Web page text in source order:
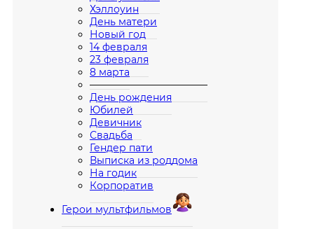
Хэллоуин
День матери
Новый год
14 февраля
23 февраля
8 марта
————————————
День рождения
Юбилей
Девичник
Свадьба
Гендер пати
Выписка из роддома
На годик
Корпоратив
Герои мультфильмов